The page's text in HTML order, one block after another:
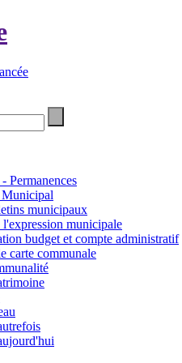
Permanences
municipaux
l'expression municipale
budget et compte administratif
carte communale